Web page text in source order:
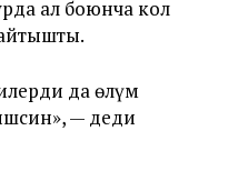
ал боюнча кол
да өлүм
— деди